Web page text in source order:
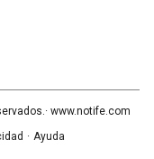
www.notife.com
· Ayuda